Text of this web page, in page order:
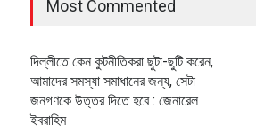
Most Commented
দিল্লীতে কেন কুটনীতিকরা ছুটা-ছুটি করেন,
আমাদের সমস্যা সমাধানের জন্য, সেটা
জনগণকে উত্তর দিতে হবে : জেনারেল
ইবরাহিম